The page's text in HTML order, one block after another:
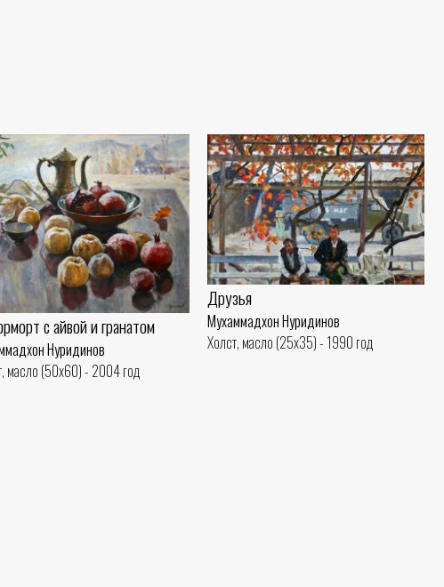
с айвой и гранатом
Нуридинов
масло (50x60) - 2004 год
Друзья
Мухаммадхон Нуридинов
Холст, масло (25x35) - 1990 год